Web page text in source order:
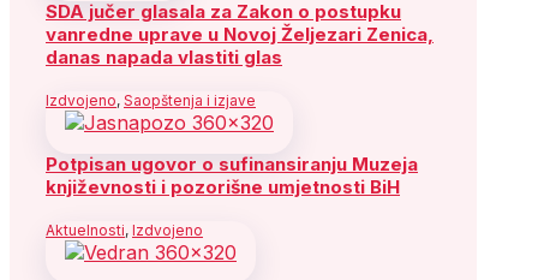
SDA jučer glasala za Zakon o postupku
vanredne uprave u Novoj Željezari Zenica,
danas napada vlastiti glas
Izdvojeno, Saopštenja i izjave
Potpisan ugovor o sufinansiranju Muzeja
književnosti i pozorišne umjetnosti BiH
Aktuelnosti, Izdvojeno